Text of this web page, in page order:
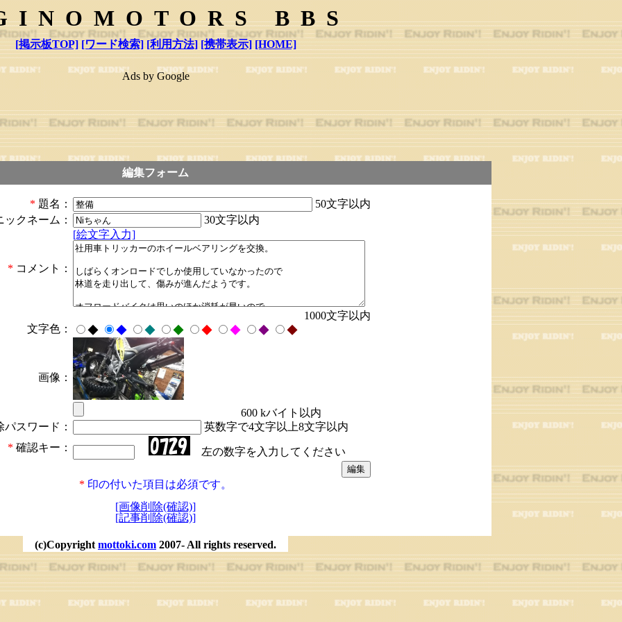
BBS
[掲示板TOP] [ワード検索] [利用方法] [携帯表示] [HOME]
Ads by Google
編集フォーム
* 題名：
50文字以内
ックネーム：
30文字以内
* コメント：
[絵文字入力]
1000文字以内
文字色：
◆ ◆ ◆ ◆ ◆ ◆ ◆ ◆
画像：
600 kバイト以内
スワード：
英数字で4文字以上8文字以内
* 確認キー： 左の数字を入力してください
* 印の付いた項目は必須です。
[画像削除(確認)]
[記事削除(確認)]
(c)Copyright mottoki.com 2007- All rights reserved.